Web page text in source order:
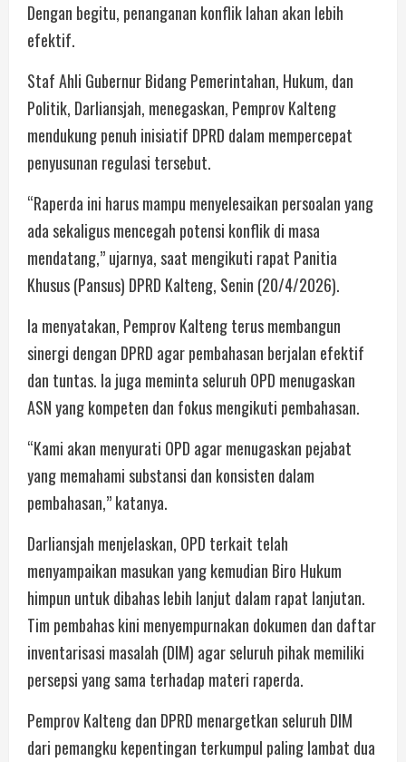
Dengan begitu, penanganan konflik lahan akan lebih
efektif.
Staf Ahli Gubernur Bidang Pemerintahan, Hukum, dan
Politik, Darliansjah, menegaskan, Pemprov Kalteng
mendukung penuh inisiatif DPRD dalam mempercepat
penyusunan regulasi tersebut.
“Raperda ini harus mampu menyelesaikan persoalan yang
ada sekaligus mencegah potensi konflik di masa
mendatang,” ujarnya, saat mengikuti rapat Panitia
Khusus (Pansus) DPRD Kalteng, Senin (20/4/2026).
Ia menyatakan, Pemprov Kalteng terus membangun
sinergi dengan DPRD agar pembahasan berjalan efektif
dan tuntas. Ia juga meminta seluruh OPD menugaskan
ASN yang kompeten dan fokus mengikuti pembahasan.
“Kami akan menyurati OPD agar menugaskan pejabat
yang memahami substansi dan konsisten dalam
pembahasan,” katanya.
Darliansjah menjelaskan, OPD terkait telah
menyampaikan masukan yang kemudian Biro Hukum
himpun untuk dibahas lebih lanjut dalam rapat lanjutan.
Tim pembahas kini menyempurnakan dokumen dan daftar
inventarisasi masalah (DIM) agar seluruh pihak memiliki
persepsi yang sama terhadap materi raperda.
Pemprov Kalteng dan DPRD menargetkan seluruh DIM
dari pemangku kepentingan terkumpul paling lambat dua